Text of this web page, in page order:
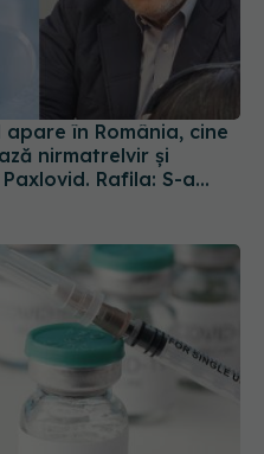
nirmatrelvir și
Rafila: S-a
la
medicală care a